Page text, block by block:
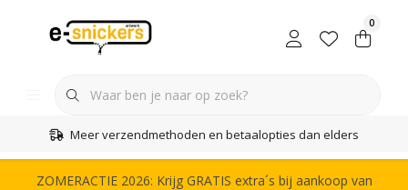
0
Meer verzendmethoden en betaalopties dan elders
ZOMERACTIE 2026: Krijg GRATIS extra´s bij aankoop van